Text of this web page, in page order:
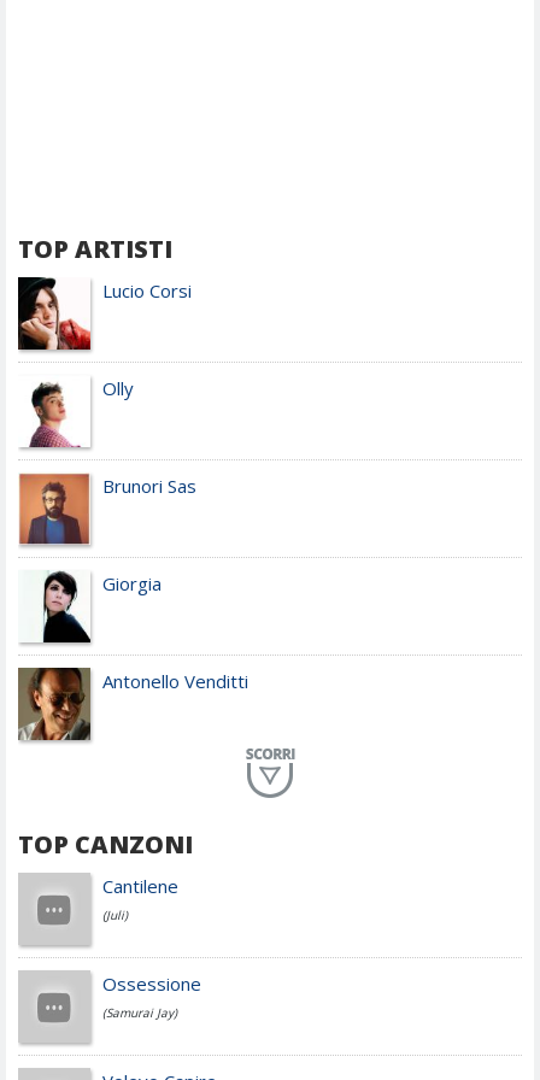
TOP ARTISTI
Lucio Corsi
Olly
Brunori Sas
Giorgia
Antonello Venditti
Achille Lauro
Cesare Cremonini
Jovanotti
TOP CANZONI
Cantilene
(Juli)
Ossessione
(Samurai Jay)